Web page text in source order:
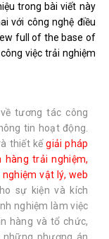
trong bài viết này
với công nghệ điều
full of the base of
việc trải nghiệm
tương tác công
tin hoạt động.
thiết kếgiải pháp
hàng trải nghiệm,
vật lý, web
sự kiện và kích
nghiệm làm việc
hàng và tổ chức,